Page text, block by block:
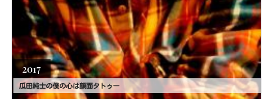
2017
瓜田純士の僕の心は顔面タトゥー